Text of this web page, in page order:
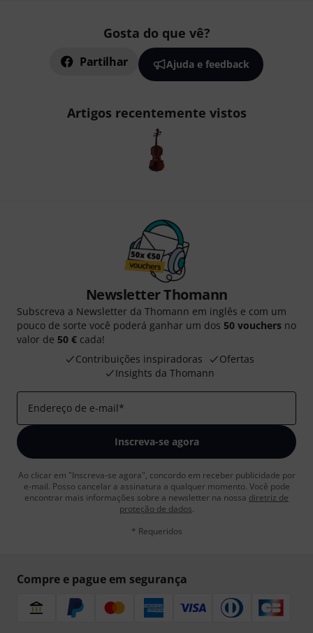
Gosta do que vê?
Partilhar Ajuda e feedback
Artigos recentemente vistos
Newsletter Thomann
Subscreva a Newsletter da Thomann em inglês e com um
pouco de sorte você poderá ganhar um dos 50 vouchers no
valor de 50 € cada!
Contribuições inspiradoras
Ofertas
Insights da Thomann
Endereço de e-mail*
Inscreva-se agora
Ao clicar em "Inscreva-se agora", concordo em receber publicidade por
e-mail. Posso cancelar a assinatura a qualquer momento. Você pode
encontrar mais informações sobre a newsletter na nossa diretriz de
proteção de dados.
* Requeridos
Compre e pague em segurança